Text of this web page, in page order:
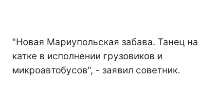
"Новая Мариупольская забава. Танец на
катке в исполнении грузовиков и
микроавтобусов", - заявил советник.